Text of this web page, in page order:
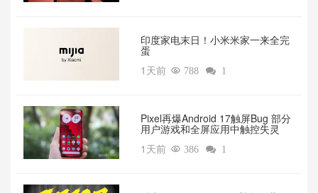
印度家电末日！小米米家一来全完
蛋
1天前  788  1
Pixel再爆Android 17触屏Bug 部分
用户游戏和全屏应用中触控失灵
1天前  386  1